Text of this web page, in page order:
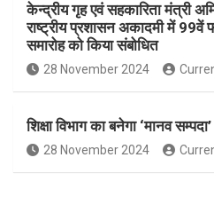
केन्द्रीय गृह एवं सहकारिता मंत्री
राष्ट्रीय प्रशासन अकादमी में 99वें
समारोह को किया संबोधित
28 November 2024
शिक्षा विभाग का बनेगा ‘मानव
28 November 2024